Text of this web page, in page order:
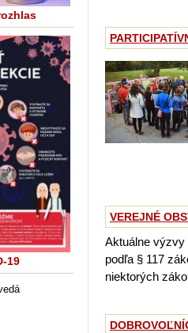
VEREJNÉ
Aktuálne výzvy
podľa § 117
niektorých
19